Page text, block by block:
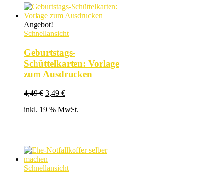
Angebot!
Schnellansicht
Geburtstags-
Schüttelkarten: Vorlage
zum Ausdrucken
4,49€ Ursprünglicher
war:
3,49 €Aktueller
ist:
inkl. 19 % MwSt.
Schnellansicht